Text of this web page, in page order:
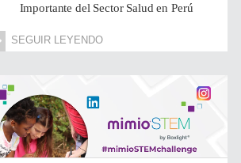
Importante del Sector Salud en Perú
SEGUIR LEYENDO